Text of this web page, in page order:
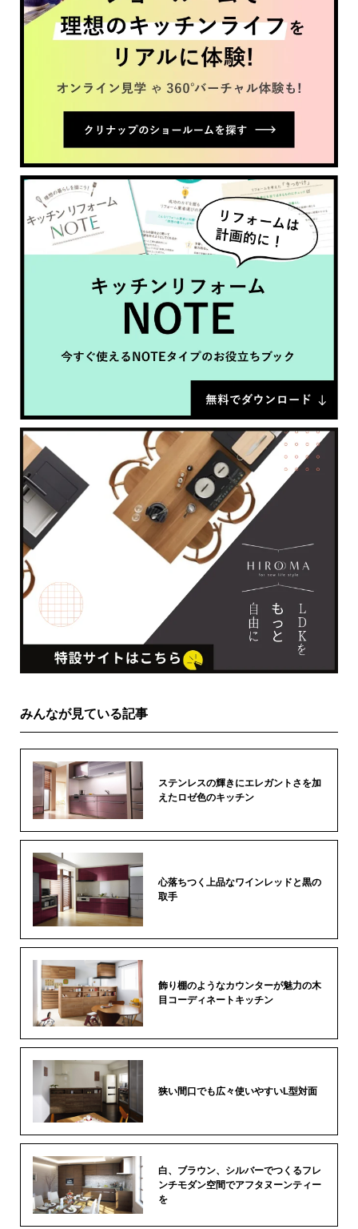
みんなが見ている記事
ステンレスの輝きにエレガントさを加
えたロゼ色のキッチン
心落ちつく上品なワインレッドと黒の
取手
飾り棚のようなカウンターが魅力の木
目コーディネートキッチン
狭い間口でも広々使いやすいL型対面
白、ブラウン、シルバーでつくるフレ
ンチモダン空間でアフタヌーンティー
を